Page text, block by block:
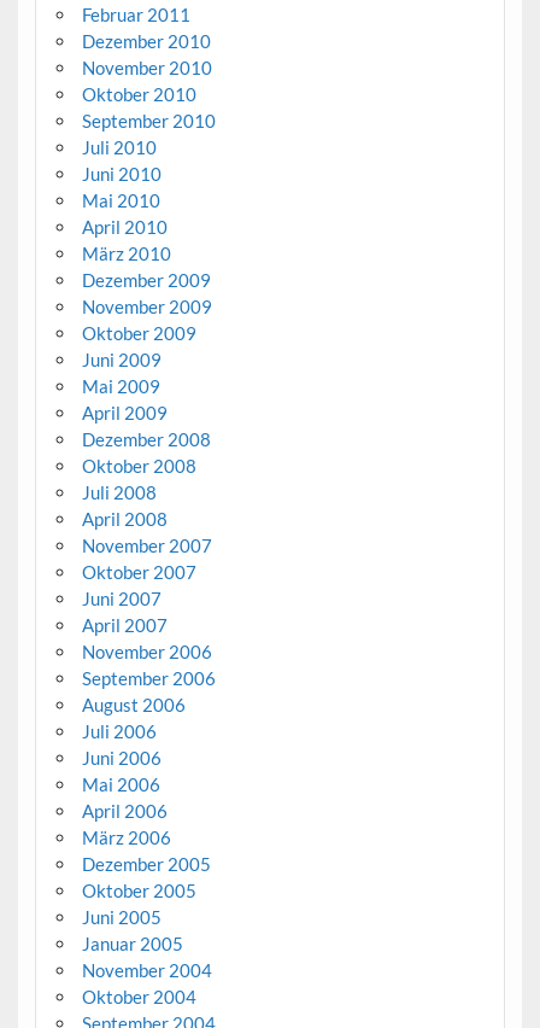
Februar 2011
Dezember 2010
November 2010
Oktober 2010
September 2010
Juli 2010
Juni 2010
Mai 2010
April 2010
März 2010
Dezember 2009
November 2009
Oktober 2009
Juni 2009
Mai 2009
April 2009
Dezember 2008
Oktober 2008
Juli 2008
April 2008
November 2007
Oktober 2007
Juni 2007
April 2007
November 2006
September 2006
August 2006
Juli 2006
Juni 2006
Mai 2006
April 2006
März 2006
Dezember 2005
Oktober 2005
Juni 2005
Januar 2005
November 2004
Oktober 2004
September 2004